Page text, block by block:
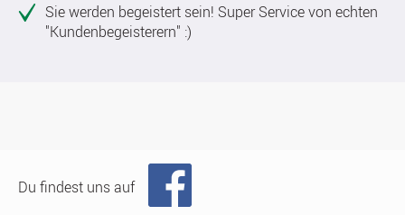
Sie werden begeistert sein! Super Service von echten
"Kundenbegeisterern" :)
Du findest uns auf